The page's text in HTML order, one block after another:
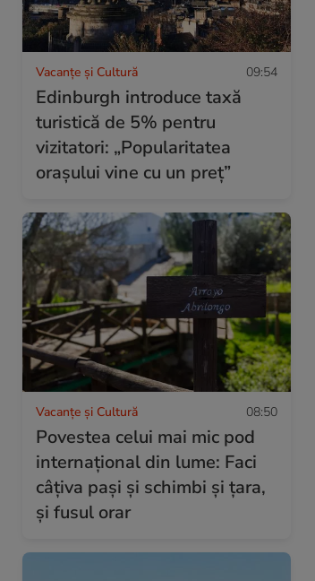
Vacanțe și Cultură 09:54
Edinburgh introduce taxă
turistică de 5% pentru
vizitatori: „Popularitatea
orașului vine cu un preț”
Vacanțe și Cultură 08:50
Povestea celui mai mic pod
internațional din lume: Faci
câțiva pași și schimbi și țara,
și fusul orar